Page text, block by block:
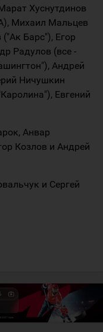
Хуснутдинов
Михаил Мальцев
Барс"), Егор
Радулов (все -
Андрей
Ничушкин
Евгений
Анвар
Козлов и Андрей
и Сергей